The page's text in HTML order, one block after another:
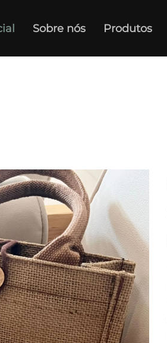
Sobre nós Produtos